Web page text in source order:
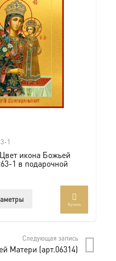
1
икона Божьей
1 в подарочной
вариаций.
Опции
Купить
Следующая запись
Матери (арт.06314)